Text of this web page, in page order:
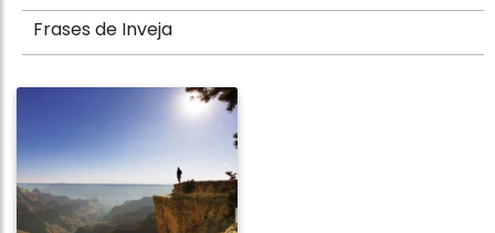
Frases de Inveja